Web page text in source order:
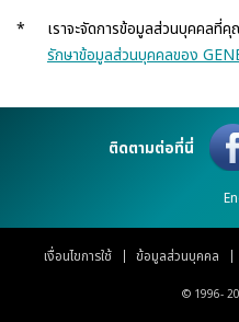
*
เราจะจัดการข้อมูลส่วนบุคคลที่
รักษาข้อมูลส่วนบุคคลของ
ติดตามต่อที่นี่
เงื่อนไขการใช้ ข้อมูลส่วนบุคคล
© 1996-